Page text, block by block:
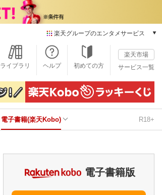
楽天グループのエンタメサービス
本/ゲーム/CD/DVD
楽天ブックス
電子書籍
楽天Kobo
雑誌読み放題
楽天ミュージック
楽天TV
動画配信ガイド
Rakuten PLAY
ライブラリ ヘルプ 初めての方
楽天市場
サービス一覧
電子書籍(楽天Kobo) R18+
電子書籍版